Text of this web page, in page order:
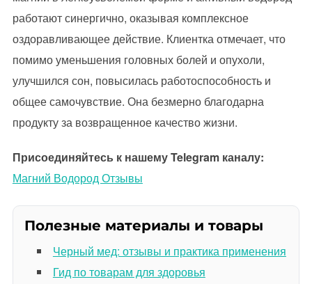
работают синергично, оказывая комплексное
оздоравливающее действие. Клиентка отмечает, что
помимо уменьшения головных болей и опухоли,
улучшился сон, повысилась работоспособность и
общее самочувствие. Она безмерно благодарна
продукту за возвращенное качество жизни.
Присоединяйтесь к нашему Telegram каналу:
Магний Водород Отзывы
Полезные материалы и товары
Черный мед: отзывы и практика применения
Гид по товарам для здоровья